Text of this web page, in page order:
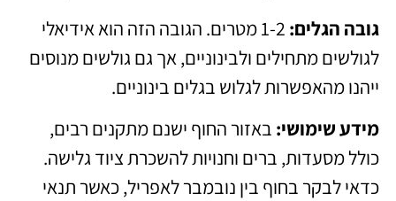
גובה הגלים:
1-2 מטרים. הגובה הזה הוא אידיאלי
לגולשים מתחילים ולבינוניים, אך גם גולשים מנוסים
ייהנו מהאפשרות לגלוש בגלים בינוניים.
מידע שימושי: באזור החוף ישנם מתקנים רבים,
כולל מסעדות, ברים וחנויות להשכרת ציוד גלישה.
כדאי לבקר בחוף בין נובמבר לאפריל, כאשר תנאי